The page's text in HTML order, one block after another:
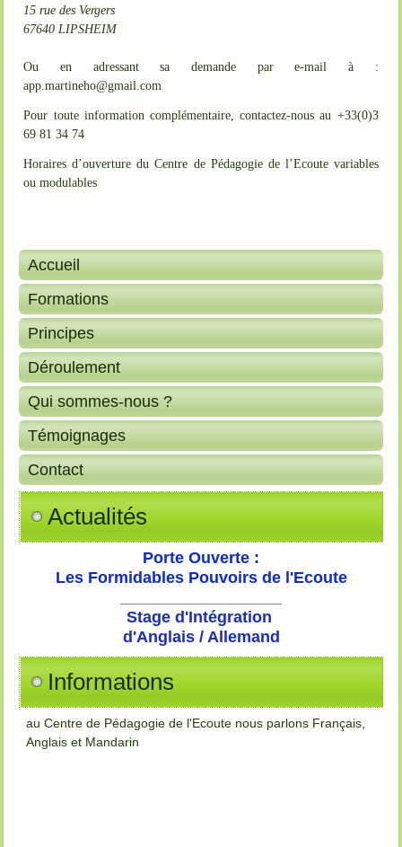
15 rue des Vergers
67640 LIPSHEIM
Ou en adressant sa demande par e-mail à :
app.martineho@gmail.com
Pour toute information complémentaire, contactez-nous au +33(0)3
69 81 34 74
Horaires d’ouverture du Centre de Pédagogie de l’Ecoute variables
ou modulables
Accueil
Formations
Principes
Déroulement
Qui sommes-nous ?
Témoignages
Contact
Actualités
Porte Ouverte :
Les Formidables Pouvoirs de l'Ecoute
Stage d'Intégration
d'Anglais / Allemand
Informations
au Centre de Pédagogie de l'Ecoute nous parlons Français,
Anglais et Mandarin